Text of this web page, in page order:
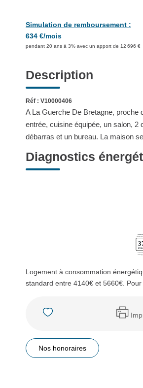
Simulation de remboursement :
634 €/mois
pendant 20 ans à 3% avec un apport de 12 696 €
Description
Réf : V10000406
A La Guerche De Bretagne,
entrée, cuisine équipée, un salon,
débarras et un bureau. La maison
Diagnostics
Logement à consommation
standard entre 4140€ et 5660€.
Nos honoraires